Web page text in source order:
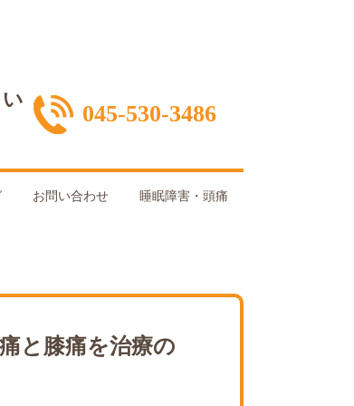
045-530-3486
お問い合わせ 睡眠障害・頭痛
と膝痛を治療の